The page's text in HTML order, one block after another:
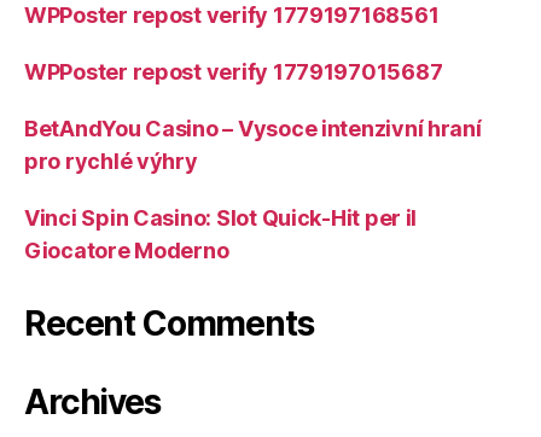
WPPoster repost verify 1779197168561
WPPoster repost verify 1779197015687
BetAndYou Casino – Vysoce intenzivní hraní
pro rychlé výhry
Vinci Spin Casino: Slot Quick‑Hit per il
Giocatore Moderno
Recent Comments
Archives